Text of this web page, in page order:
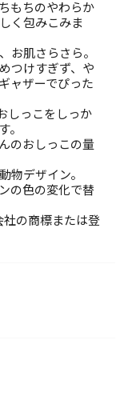
もちのやわらか
く包みこみま
お肌さらさら。
つけすぎず、や
ャザーでぴった
しっこをしっか
。
のおしっこの量
物デザイン。
の色の変化で替
の商標または登